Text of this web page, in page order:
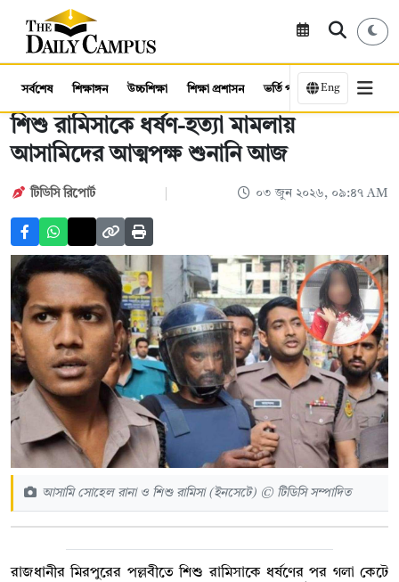
সর্বশেষ শিক্ষাঙ্গন উচ্চশিক্ষা শিক্ষা প্রশাসন ভর্তি পরীক্ষা কর্মসংস্থান
Eng
শিশু রামিসাকে ধর্ষণ-হত্যা মামলায়
আসামিদের আত্মপক্ষ শুনানি আজ
টিডিসি রিপোর্ট ০৩ জুন ২০২৬, ০৯:৪৭ AM
আসামি সোহেল রানা ও শিশু রামিসা (ইনসেটে) © টিডিসি সম্পাদিত
রাজধানীর মিরপুরের পল্লবীতে শিশু রামিসাকে ধর্ষণের পর গলা কেটে